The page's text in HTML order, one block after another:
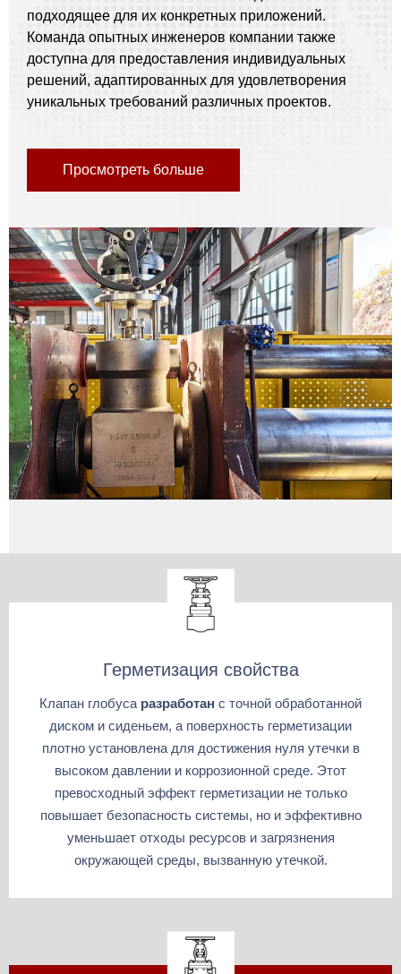
подходящее для их конкретных приложений.
Команда опытных инженеров компании также
доступна для предоставления индивидуальных
решений, адаптированных для удовлетворения
уникальных требований различных проектов.
Просмотреть больше
Герметизация свойства
Клапан глобуса разработан с точной обработанной
диском и сиденьем, а поверхность герметизации
плотно установлена ​​для достижения нуля утечки в
высоком давлении и коррозионной среде. Этот
превосходный эффект герметизации не только
повышает безопасность системы, но и эффективно
уменьшает отходы ресурсов и загрязнения
окружающей среды, вызванную утечкой.